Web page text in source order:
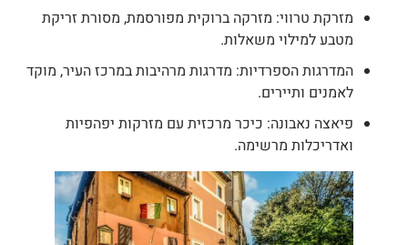
מזרקת טרווי: מזרקה ברוקית מפורסמת, מסורת זריקת
מטבע למילוי משאלות.
המדרגות הספרדיות: מדרגות מרהיבות במרכז העיר, מוקד
לאמנים ותיירים.
פיאצה נאבונה: כיכר מרכזית עם מזרקות יפהפיות
ואדריכלות מרשימה.